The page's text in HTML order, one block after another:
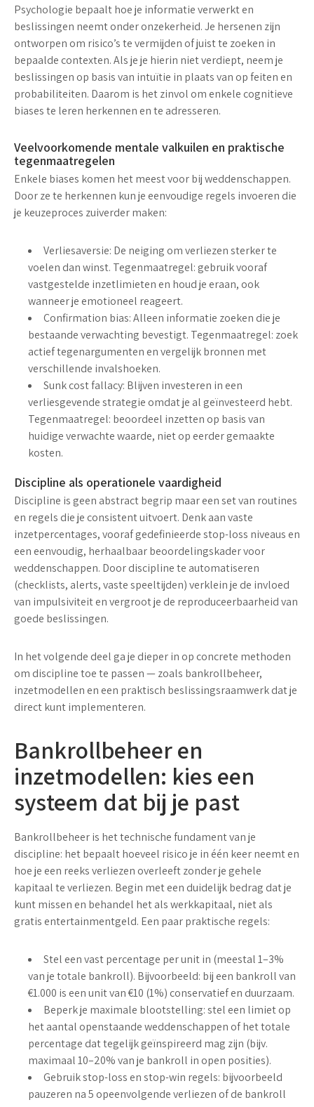
Psychologie bepaalt hoe je informatie verwerkt en
beslissingen neemt onder onzekerheid. Je hersenen zijn
ontworpen om risico’s te vermijden of juist te zoeken in
bepaalde contexten. Als je je hierin niet verdiept, neem je
beslissingen op basis van intuïtie in plaats van op feiten en
probabiliteiten. Daarom is het zinvol om enkele cognitieve
biases te leren herkennen en te adresseren.
Veelvoorkomende mentale valkuilen en praktische
tegenmaatregelen
Enkele biases komen het meest voor bij weddenschappen.
Door ze te herkennen kun je eenvoudige regels invoeren die
je keuzeproces zuiverder maken:
Verliesaversie: De neiging om verliezen sterker te
voelen dan winst. Tegenmaatregel: gebruik vooraf
vastgestelde inzetlimieten en houd je eraan, ook
wanneer je emotioneel reageert.
Confirmation bias:Alleen informatie zoeken die je
bestaande verwachting bevestigt. Tegenmaatregel: zoek
actief tegenargumenten en vergelijk bronnen met
verschillende invalshoeken.
Sunk cost fallacy: Blijven investeren in een
verliesgevende strategie omdat je al geïnvesteerd hebt.
Tegenmaatregel: beoordeel inzetten op basis van
huidige verwachte waarde, niet op eerder gemaakte
kosten.
Discipline als operationele vaardigheid
Discipline is geen abstract begrip maar een set van routines
en regels die je consistent uitvoert. Denk aan vaste
inzetpercentages, vooraf gedefinieerde stop-loss niveaus en
een eenvoudig, herhaalbaar beoordelingskader voor
weddenschappen. Door discipline te automatiseren
(checklists, alerts, vaste speeltijden) verklein je de invloed
van impulsiviteit en vergroot je de reproduceerbaarheid van
goede beslissingen.
In het volgende deel ga je dieper in op concrete methoden
om discipline toe te passen — zoals bankrollbeheer,
inzetmodellen en een praktisch beslissingsraamwerk dat je
direct kunt implementeren.
Bankrollbeheer en
inzetmodellen: kies een
systeem dat bij je past
Bankrollbeheer is het technische fundament van je
discipline: het bepaalt hoeveel risico je in één keer neemt en
hoe je een reeks verliezen overleeft zonder je gehele
kapitaal te verliezen. Begin met een duidelijk bedrag dat je
kunt missen en behandel het als werkkapitaal, niet als
gratis entertainmentgeld. Een paar praktische regels:
Stel een vast percentage per unit in (meestal 1–3%
van je totale bankroll). Bijvoorbeeld: bij een bankroll van
€1.000 is een unit van €10 (1%) conservatief en duurzaam.
Beperk je maximale blootstelling: stel een limiet op
het aantal openstaande weddenschappen of het totale
percentage dat tegelijk geïnspireerd mag zijn (bijv.
maximaal 10–20% van je bankroll in open posities).
Gebruik stop-loss en stop-win regels: bijvoorbeeld
pauzeren na 5 opeenvolgende verliezen of de bankroll